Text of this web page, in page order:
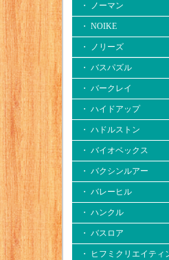
・ ノーマン
・ NOIKE
・ ノリーズ
・ バスパズル
・ バークレイ
・ ハイドアップ
・ ハドルストン
・ バイオベックス
・ バクシンルアー
・ バレーヒル
・ ハンクル
・ バスロア
・ ヒフミクリエイティ